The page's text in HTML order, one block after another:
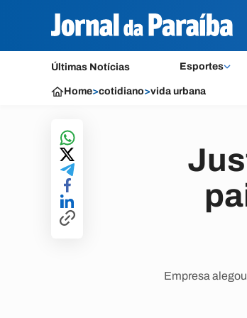
Últimas Notícias Esportes
Home>cotidiano>vida urbana
Empresa